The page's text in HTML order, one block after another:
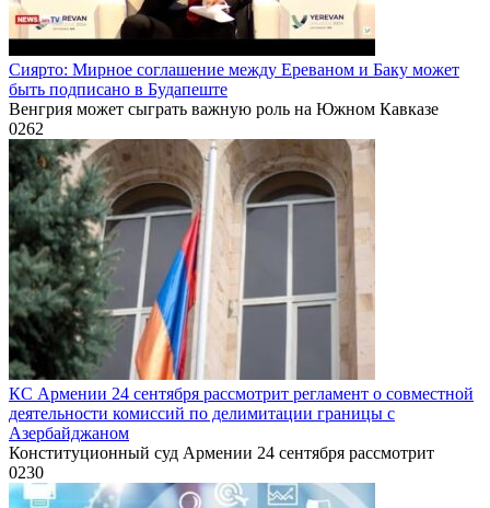
Сиярто: Мирное соглашение между Ереваном и Баку может
быть подписано в Будапеште
Венгрия может сыграть важную роль на Южном Кавказе
0262
КС Армении 24 сентября рассмотрит регламент о совместной
деятельности комиссий по делимитации границы с
Азербайджаном
Конституционный суд Армении 24 сентября рассмотрит
0230